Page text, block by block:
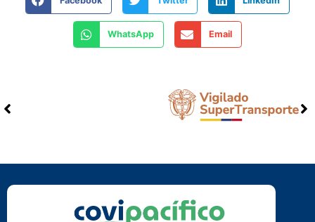
WhatsApp Email